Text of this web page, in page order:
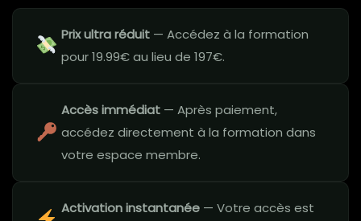
Prix ultra réduit — Accédez à la formation
pour 19.99€ au lieu de 197€.
Accès immédiat — Après paiement,
accédez directement à la formation dans
votre espace membre.
Activation instantanée — Votre accès est